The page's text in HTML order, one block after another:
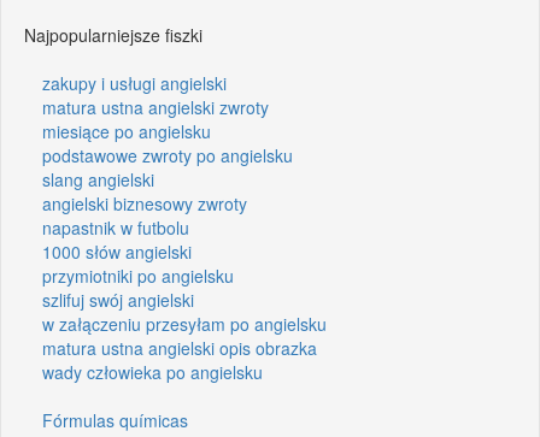
Najpopularniejsze fiszki
zakupy i usługi angielski
matura ustna angielski zwroty
miesiące po angielsku
podstawowe zwroty po angielsku
slang angielski
angielski biznesowy zwroty
napastnik w futbolu
1000 słów angielski
przymiotniki po angielsku
szlifuj swój angielski
w załączeniu przesyłam po angielsku
matura ustna angielski opis obrazka
wady człowieka po angielsku
Fórmulas químicas